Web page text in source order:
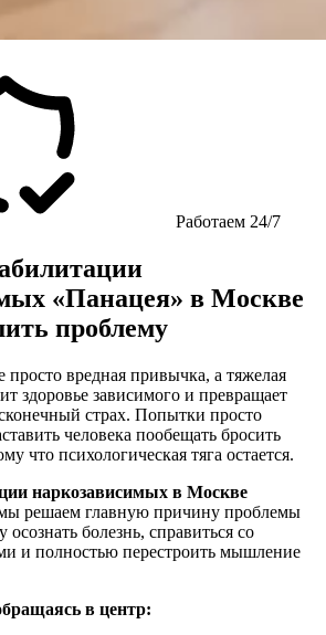
Работаем 24/7
«Панацея» в Москве
проблему
вредная привычка, а тяжелая
здоровье зависимого и превращает
страх. Попытки просто
человека пообещать бросить
что психологическая тяга остается.
наркозависимых в Москве
решаем главную причину проблемы
болезнь, справиться со
и полностью перестроить мышление
в центр: